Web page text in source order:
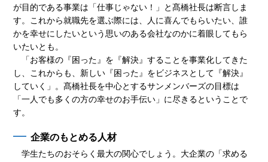
が目的である事業は「仕事じゃない！」と髙橋社長は断言しま
す。これから就職先を選ぶ際には、人に喜んでもらいたい、誰
かを幸せにしたいという思いのある会社なのかに着眼してもら
いたいとも。
「お客様の『困った』を『解決』することを事業化してきた
し、これからも、新しい『困った』をビジネスとして『解決』
していく」。髙橋社長を中心とするサンメンバーズの目標は
「一人でも多くの方の幸せのお手伝い」に尽きるということで
す。
企業のもとめる人材
学生たちのおそらく最大の関心でしょう。大企業の「求める